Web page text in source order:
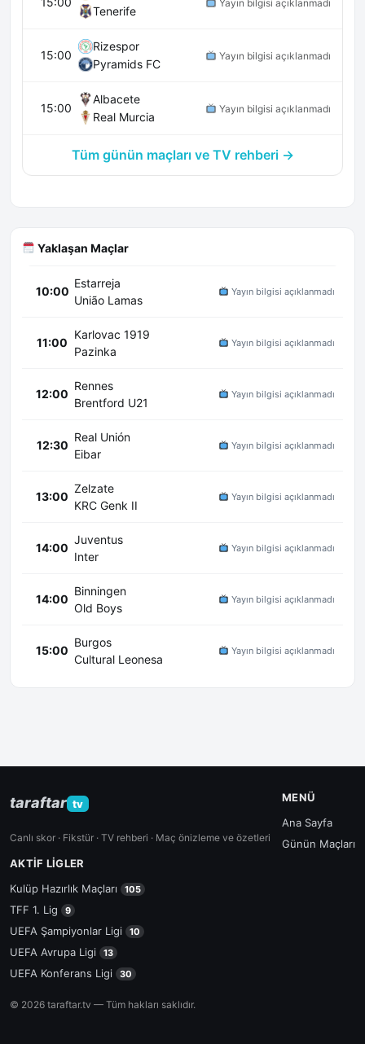
Tenerife
Yayın bilgisi açıklanmadı
15:00
Rizespor
Pyramids FC
Yayın bilgisi açıklanmadı
15:00
Albacete
Real Murcia
Yayın bilgisi açıklanmadı
Tüm günün maçları ve TV rehberi →
Yaklaşan Maçlar
10:00
Estarreja
União Lamas
Yayın bilgisi açıklanmadı
11:00
Karlovac 1919
Pazinka
Yayın bilgisi açıklanmadı
12:00
Rennes
Brentford U21
Yayın bilgisi açıklanmadı
12:30
Real Unión
Eibar
Yayın bilgisi açıklanmadı
13:00
Zelzate
KRC Genk II
Yayın bilgisi açıklanmadı
14:00
Juventus
Inter
Yayın bilgisi açıklanmadı
14:00
Binningen
Old Boys
Yayın bilgisi açıklanmadı
15:00
Burgos
Cultural Leonesa
Yayın bilgisi açıklanmadı
taraftar tv
Canlı skor · Fikstür · TV rehberi · Maç önizleme ve özetleri
MENÜ
Ana Sayfa
Günün Maçları
AKTIF LIGLER
Kulüp Hazırlık Maçları
105
TFF 1. Lig 9
UEFA Şampiyonlar Ligi 10
UEFA Avrupa Ligi 13
UEFA Konferans Ligi 30
© 2026 taraftar.tv — Tüm hakları saklıdır.